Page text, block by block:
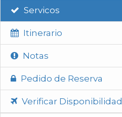
Servicos
Itinerario
Notas
Pedido de Reserva
Verificar